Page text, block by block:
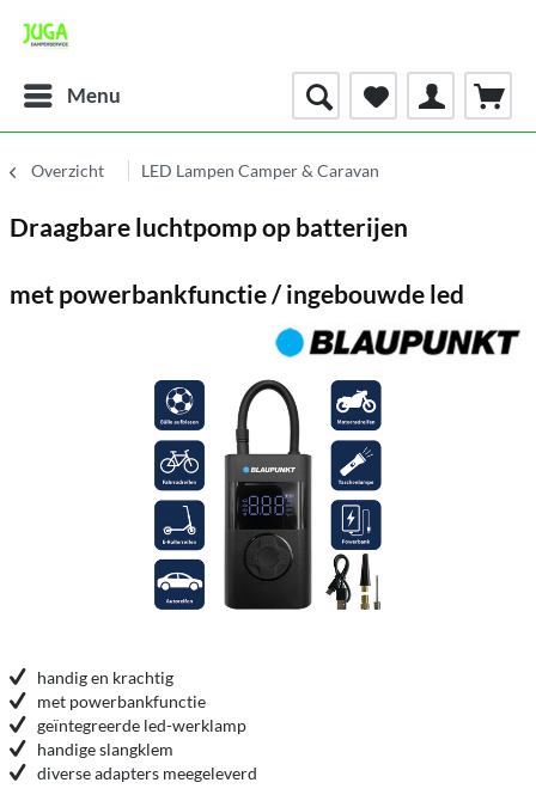
Menu
Overzicht LED Lampen Camper & Caravan
Draagbare luchtpomp op batterijen
met powerbankfunctie / ingebouwde led
handig en krachtig
met powerbankfunctie
geïntegreerde led-werklamp
handige slangklem
diverse adapters meegeleverd